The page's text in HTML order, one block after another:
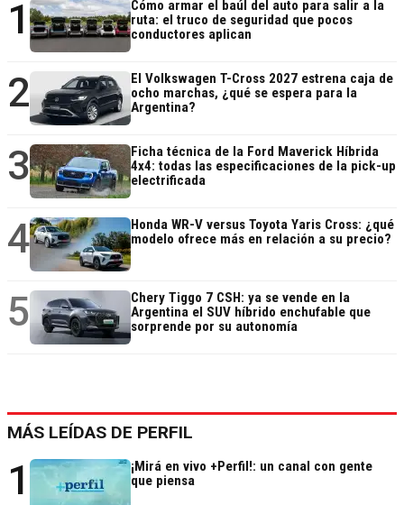
1
Cómo armar el baúl del auto para salir a la
ruta: el truco de seguridad que pocos
conductores aplican
2
El Volkswagen T-Cross 2027 estrena caja de
ocho marchas, ¿qué se espera para la
Argentina?
3
Ficha técnica de la Ford Maverick Híbrida
4x4: todas las especificaciones de la pick-up
electrificada
4
Honda WR-V versus Toyota Yaris Cross: ¿qué
modelo ofrece más en relación a su precio?
5
Chery Tiggo 7 CSH: ya se vende en la
Argentina el SUV híbrido enchufable que
sorprende por su autonomía
MÁS LEÍDAS DE PERFIL
1
¡Mirá en vivo +Perfil!: un canal con gente
que piensa